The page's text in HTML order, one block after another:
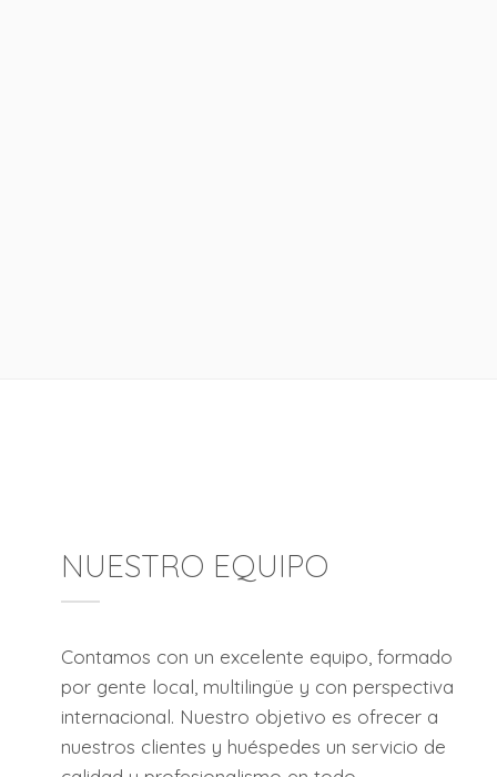
NUESTRO EQUIPO
Contamos con un excelente equipo, formado
por gente local, multilingüe y con perspectiva
internacional. Nuestro objetivo es ofrecer a
nuestros clientes y huéspedes un servicio de